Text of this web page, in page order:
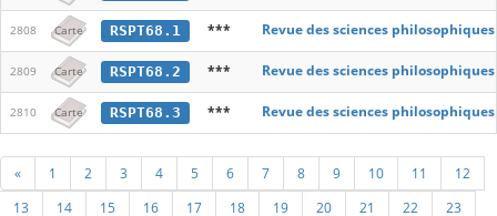
2808 Carte RSPT68.1 *** Revue des sciences
2809 Carte RSPT68.2 *** Revue des sciences
2810 Carte RSPT68.3 *** Revue des sciences
« 1 2 3 4 5 6 7 8 9 10 11
12
13
14 15 16 17 18 19 20 21 22
23